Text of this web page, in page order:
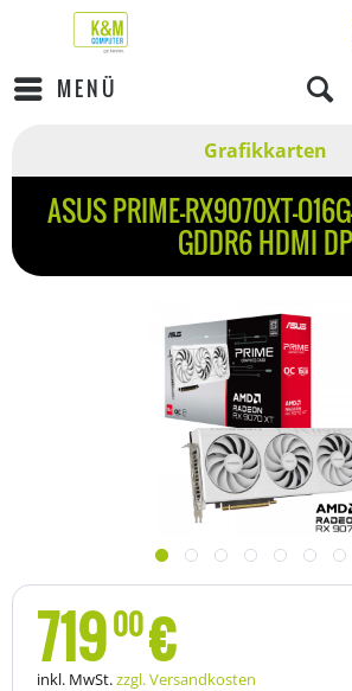
MENÜ
Grafikkarten
ASUS PRIME-RX9070XT-
GDDR6 HDMI DP
71900€
inkl. MwSt.zzgl. Versandkosten